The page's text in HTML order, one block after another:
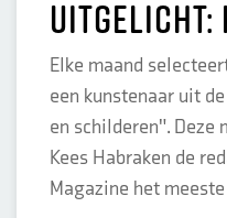
Uitgelicht:
Elke maand
een kunstenaar uit
en schilderen". Deze
Kees Habraken de
Magazine het meeste